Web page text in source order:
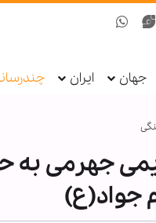
جهان ایران
جهرمی
جواد(ع)